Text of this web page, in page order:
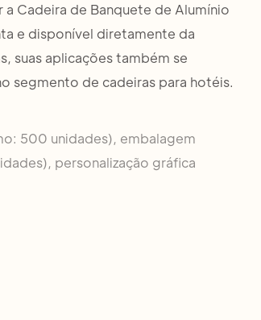
Cadeira de Banquete de Alumínio
e disponível diretamente da
suas aplicações também se
segmento de cadeiras para hotéis.
500 unidades), embalagem
personalização gráfica